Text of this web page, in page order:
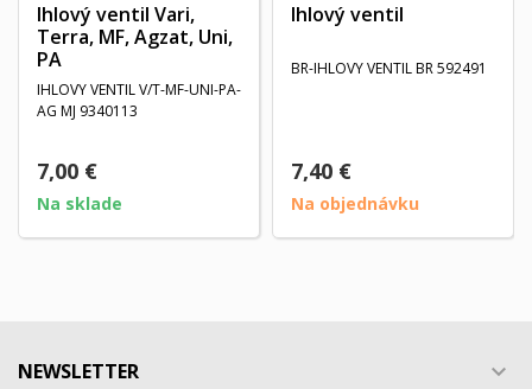
Ihlový ventil Vari,
Terra, MF, Agzat, Uni,
PA
IHLOVY VENTIL V/T-MF-UNI-PA-
AG MJ 9340113
7,00 €
Na sklade
Ihlový ventil
BR-IHLOVY VENTIL BR 592491
7,40 €
Na objednávku
NEWSLETTER 